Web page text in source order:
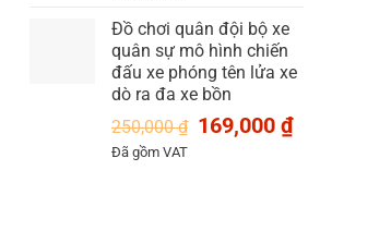
500,000 ₫.
Đồ chơi quân đội bộ xe
quân sự mô hình chiến
đấu xe phóng tên lửa xe
dò ra đa xe bồn
250,000₫ Giá
169,000 ₫Giá
hiện
Đã gồm VAT